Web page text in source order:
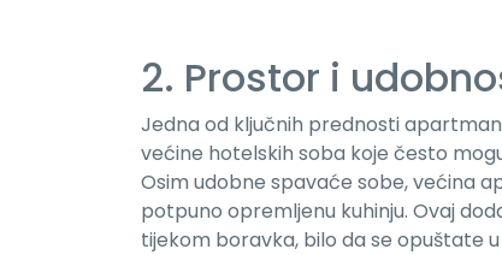
2. Prostor i
Jedna od ključnih prednosti
većine hotelskih soba koje često
Osim udobne spavaće sobe, većina
potpuno opremljenu kuhinju. Ovaj
tijekom boravka, bilo da se opuštate